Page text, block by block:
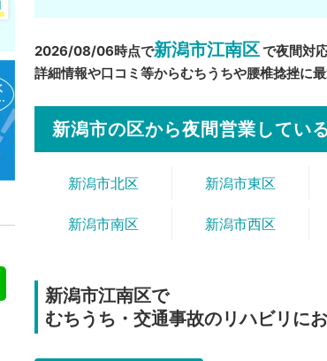
2026/08/06時点で新潟市江南区で夜間対
詳細情報や口コミ等からむちうちや腰椎捻挫に
新潟市の区から夜間営業してい
新潟市北区 新潟市東区
新潟市南区 新潟市西区
新潟市江南区で
むちうち・交通事故のリハビリに